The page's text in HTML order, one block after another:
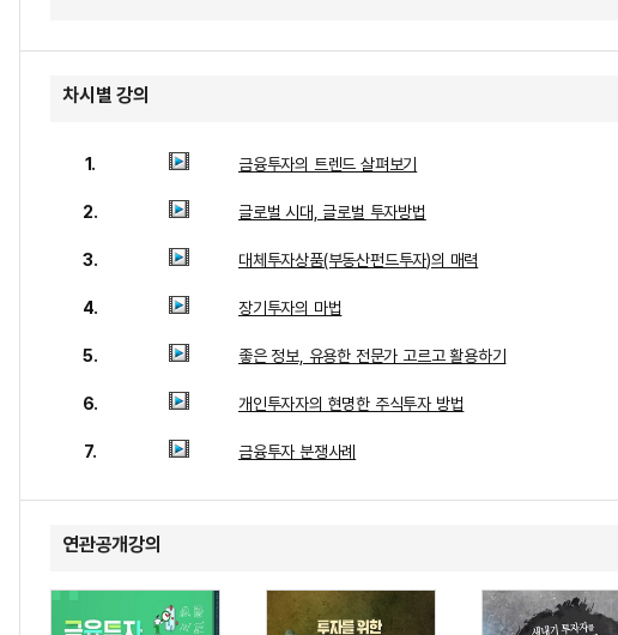
차시별 강의
1. 금융투자의 트렌드 살펴보기
2. 글로벌 시대, 글로벌 투자방법
3. 대체투자상품(부동산펀드투자)의 매력
4. 장기투자의 마법
5. 좋은 정보, 유용한 전문가 고르고 활용하기
6. 개인투자자의 현명한 주식투자 방법
7. 금융투자 분쟁사례
연관공개강의